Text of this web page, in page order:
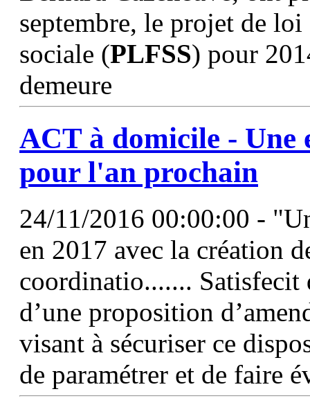
septembre, le projet de
sociale (PLFSS) pour
demeure
ACT à domicile - Une
pour l'an prochain
24/11/2016 00:00:00 -
en 2017 avec la création
coordinatio.......
d’une proposition
visant à sécuriser ce
de paramétrer et de faire